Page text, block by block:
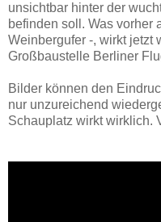
unsichtbar hinter der
befinden soll. Was vorher
Weinbergufer -, wirkt jetzt
Großbaustelle Berliner
Bilder können den
nur unzureichend
Schauplatz wirkt wirklich.